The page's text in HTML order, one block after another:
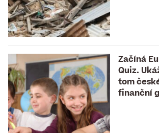
Začíná
Quiz.
tom
finanční